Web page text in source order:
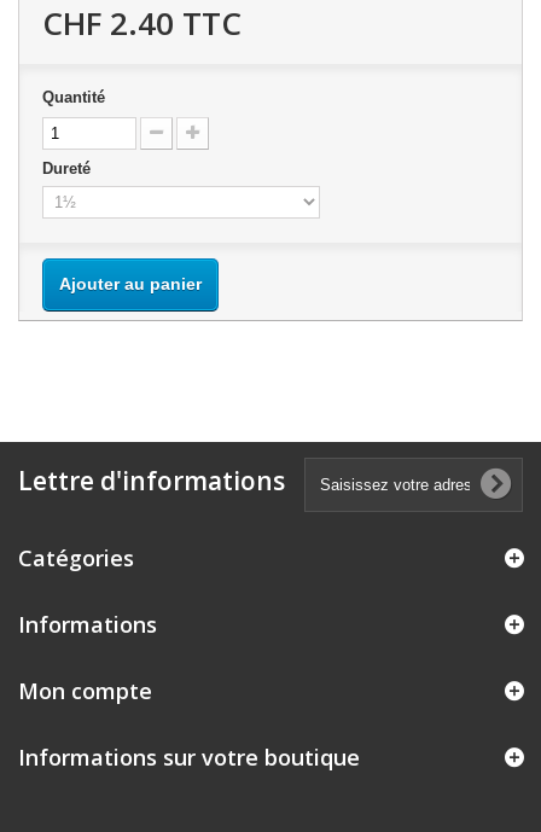
CHF 2.40 TTC
Quantité
Dureté
Ajouter au panier
Lettre d'informations
Catégories
Informations
Mon compte
Informations sur votre boutique